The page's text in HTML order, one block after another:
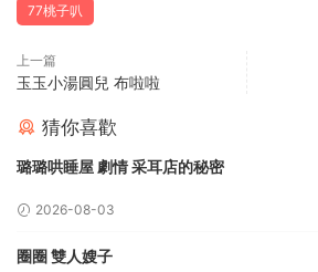
77桃子叭
上一篇
玉玉小湯圓兒 布啦啦
猜你喜歡
璐璐哄睡屋 劇情 采耳店的秘密
2026-08-03
圈圈 雙人嫂子